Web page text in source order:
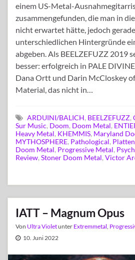
einem US-Metal-
zusammengefunden, die man in
nicht erwartet hätte, jedoch
unterschiedlichen Hintergründe
abgeben. Als BEELZEFUZZ 2019
besser: erfolgreich in PALE
Dana Ortt und Darin McCloskey
Material, das nicht in…
ARDUINI/BALICH, BEELZEFUZZ,
Sur Music, Doom, Doom Metal,
Heavy Metal, KHEMMIS, Maryland
MYTHOSPHERE, Pathological,
Doom Metal, Progressive Metal,
Review, Stoner Doom Metal, Victor
IATT – Magnum Opus
Von Ultra Violetunter Extremmetal
10. Juni 2022